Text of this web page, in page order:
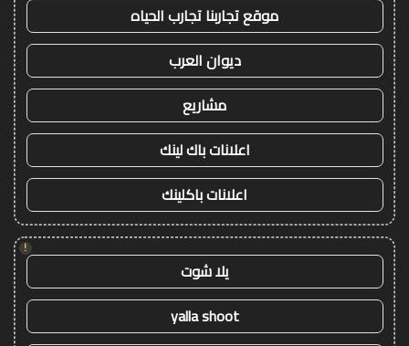
موقع تجاربنا تجارب الحياه
ديوان العرب
مشاريع
اعلانات باك لينك
اعلانات باكلينك
!
يلا شوت
yalla shoot